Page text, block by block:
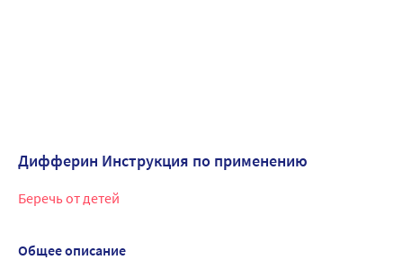
Дифферин Инструкция по применению
Беречь от детей
Общее описание